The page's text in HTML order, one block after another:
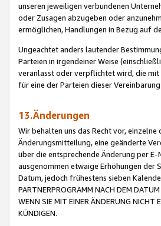
unseren jeweiligen verbundenen
oder Zusagen abzugeben oder
ermöglichen, Handlungen in Bezug auf
Ungeachtet anders lautender
Parteien in irgendeiner Weise
veranlasst oder verpflichtet wird, die mit
für eine der Parteien dieser
13.Änderungen
Wir behalten uns das Recht vor,
Änderungsmitteilung, eine geänderte
über die entsprechende Änderung per
ausgenommen etwaige Erhöhungen der
Datum, jedoch frühestens sieben
PARTNERPROGRAMM NACH DEM
WENN SIE MIT EINER ÄNDERUNG NICHT
KÜNDIGEN.